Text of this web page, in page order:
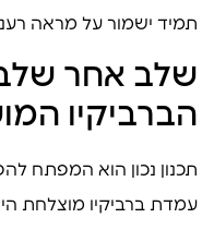
תמיד ישמור על מראה
שלב אחר
הברביקיו
תכנון נכון הוא המפתח
עמדת ברביקיו מוצלחת